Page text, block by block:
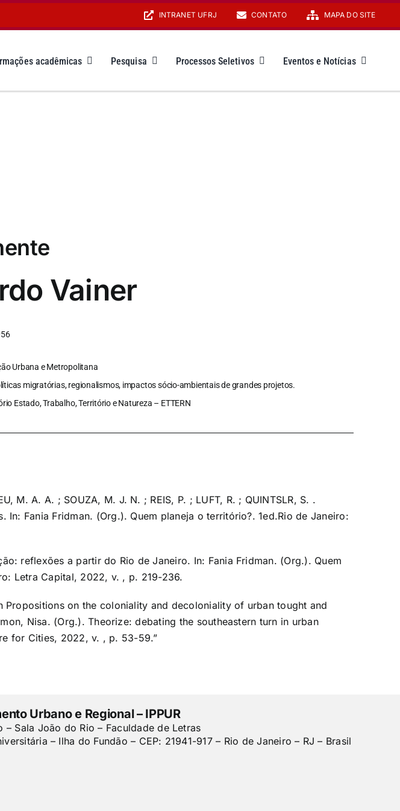
INTRANET UFRJ CONTATO MAPA DO SITE
acadêmicas Pesquisa Processos Seletivos Eventos e Notícias
Vainer
Urbana e Metropolitana
migratórias, regionalismos, impactos sócio-ambientais de grandes projetos.
Estado, Trabalho, Território e Natureza – ETTERN
M. A. A. ; SOUZA, M. J. N. ; REIS, P. ; LUFT, R. ; QUINTSLR, S. .
In: Fania Fridman. (Org.). Quem planeja o território?. 1ed.Rio de Janeiro:
reflexões a partir do Rio de Janeiro. In: Fania Fridman. (Org.). Quem
Letra Capital, 2022, v. , p. 219-236.
Propositions on the coloniality and decoloniality of urban tought and
Nisa. (Org.). Theorize: debating the southeastern turn in urban
for Cities, 2022, v. , p. 53-59.”
Urbano e Regional – IPPUR
Sala João do Rio – Faculdade de Letras
– Ilha do Fundão – CEP: 21941-917 – Rio de Janeiro – RJ – Brasil